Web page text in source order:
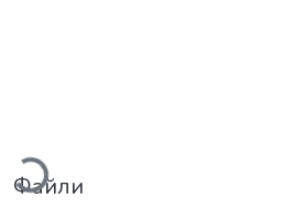
Вантажиться...
Файли